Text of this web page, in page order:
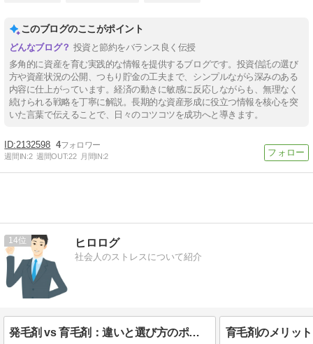
このブログのここがポイント
投資と節約をバランス良く伝授
多角的に資産を育む実践的な情報を提供するブログです。投資信託の選び
方や資産状況の公開、つもり貯金の工夫まで、シンプルながら深みのある
内容に仕上がっています。経済の動きに敏感に反応しながらも、無理なく
続けられる戦略を丁寧に解説。長期的な資産形成に役立つ情報を核心を突
いた言葉で伝えることで、日々のコツコツを成功へと導きます。
2132598 4
週間IN:2 週間OUT:22 月間IN:2
14 ヒロログ
社会人のストレスについて紹介
発毛剤 vs 育毛剤：違いと選び方のポイント、おすすめ商品比較